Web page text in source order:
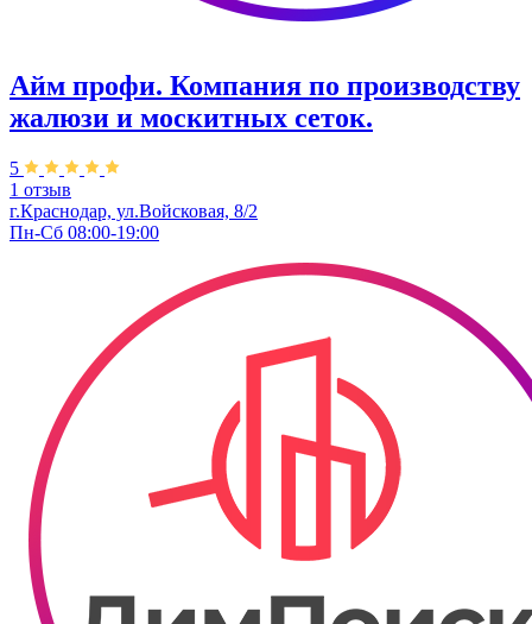
Айм профи. Компания по производству
жалюзи и москитных сеток.
5
1 отзыв
г.Краснодар, ул.​Войсковая, 8/2
Пн-Сб 08:00-19:00